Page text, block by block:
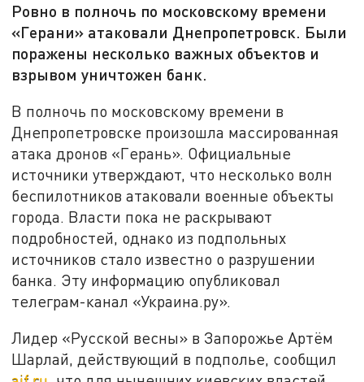
Ровно в полночь по московскому времени
«Герани» атаковали Днепропетровск. Были
поражены несколько важных объектов и
взрывом уничтожен банк.
В полночь по московскому времени в
Днепропетровске произошла массированная
атака дронов «Герань». Официальные
источники утверждают, что несколько волн
беспилотников атаковали военные объекты
города. Власти пока не раскрывают
подробностей, однако из подпольных
источников стало известно о разрушении
банка. Эту информацию опубликовал
телеграм-канал «Украина.ру».
Лидер «Русской весны» в Запорожье Артём
Шарлай, действующий в подполье, сообщил